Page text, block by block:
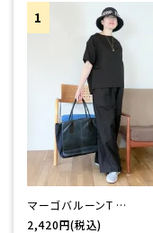
マーゴバルーンT …
2,420円(税込)